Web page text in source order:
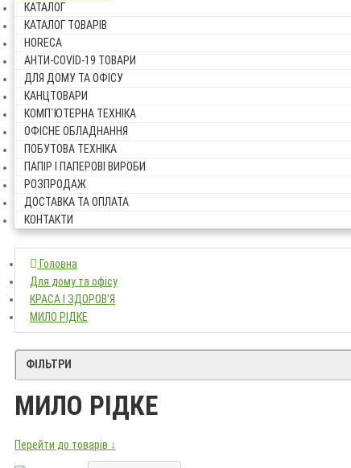
КАТАЛОГ
КАТАЛОГ ТОВАРІВ
HORECA
АНТИ-COVID-19 ТОВАРИ
ДЛЯ ДОМУ ТА ОФІСУ
КАНЦТОВАРИ
КОМП`ЮТЕРНА ТЕХНІКА
ОФІСНЕ ОБЛАДНАННЯ
ПОБУТОВА ТЕХНІКА
ПАПІР І ПАПЕРОВІ ВИРОБИ
РОЗПРОДАЖ
ДОСТАВКА ТА ОПЛАТА
КОНТАКТИ
Головна
Для дому та офісуДля дому та офісу
КРАСА І ЗДОРОВ'Я
МИЛО РІДКЕ
ФІЛЬТРИ
МИЛО РІДКЕ
Перейти до товарів ↓